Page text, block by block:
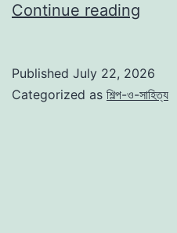
Continue reading
-গোলাম
Published July 22, 2026
Categorized as শিল্প-ও-সাহিত্য